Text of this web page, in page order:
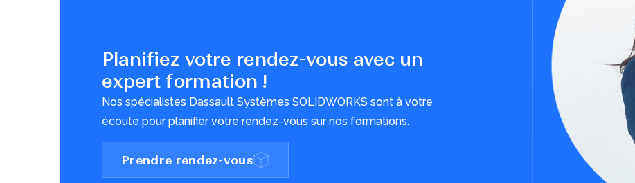
Planifiez votre rendez-vous avec un
expert formation !
Nos spécialistes Dassault Systèmes SOLIDWORKS sont à votre
écoute pour planifier votre rendez-vous sur nos formations.
Prendre rendez-vous